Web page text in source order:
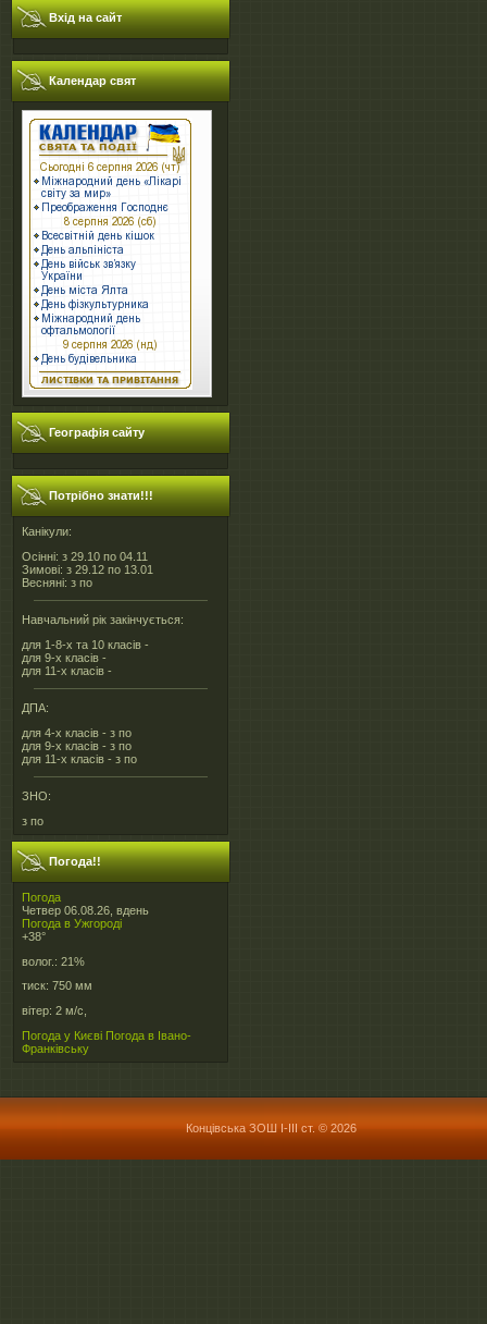
Вхід на сайт
Календар свят
Географія сайту
Потрібно знати!!!
Канікули:
Осінні: з 29.10 по 04.11
Зимові: з 29.12 по 13.01
Весняні: з по
Навчальний рік закінчується:
для 1-8-х та 10 класів -
для 9-х класів -
для 11-х класів -
ДПА:
для 4-х класів - з по
для 9-х класів - з по
для 11-х класів - з по
ЗНО:
з по
Погода!!
Погода
Четвер 06.08.26, вдень
Погода в Ужгороді
+38°
волог.: 21%
тиск: 750 мм
вітер: 2 м/с,
Погода у Києві Погода в Івано-
Франківську
Концівська ЗОШ І-ІІІ ст. © 2026